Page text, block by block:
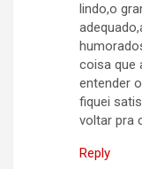
lindo,o
coisa que
entender
fiquei
voltar pra
Reply